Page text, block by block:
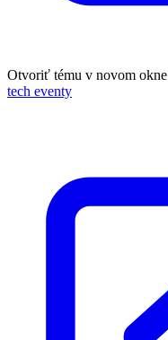
Otvoriť tému v novom okne
tech eventy